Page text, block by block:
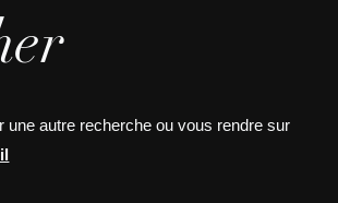
une autre recherche ou vous rendre sur